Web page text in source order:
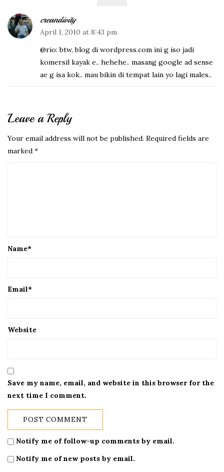
creandivity
April 1, 2010 at 8:43 pm
@rio: btw, blog di wordpress.com ini g iso jadi
komersil kayak e.. hehehe.. masang google ad sense
ae g isa kok.. mau bikin di tempat lain yo lagi males..
Leave a Reply
Your email address will not be published. Required fields are
marked *
Name*
Email*
Website
Save my name, email, and website in this browser for the
next time I comment.
Notify me of follow-up comments by email.
Notify me of new posts by email.